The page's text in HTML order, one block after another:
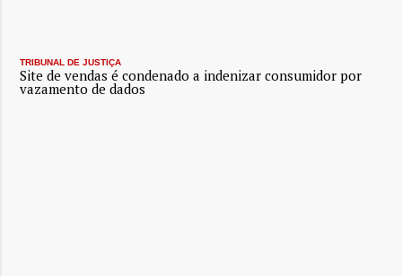
TRIBUNAL DE JUSTIÇA
Site de vendas é condenado a indenizar consumidor por
vazamento de dados